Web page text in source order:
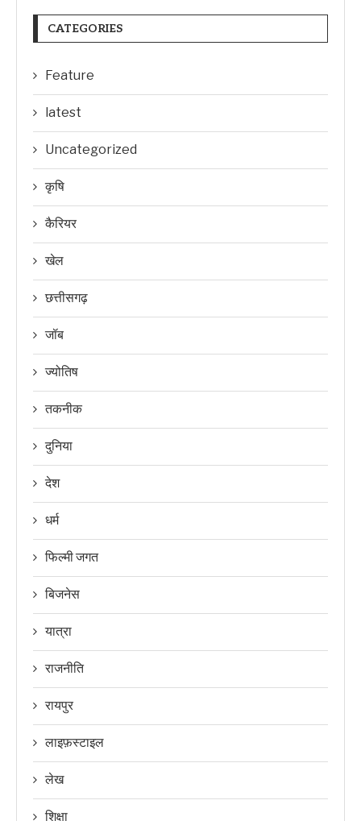
CATEGORIES
Feature
latest
Uncategorized
कृषि
कैरियर
खेल
छत्तीसगढ़
जॉब
ज्योतिष
तकनीक
दुनिया
देश
धर्म
फिल्मी जगत
बिजनेस
यात्रा
राजनीति
रायपुर
लाइफ़स्टाइल
लेख
शिक्षा